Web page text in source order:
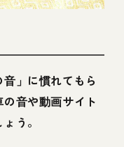
」に慣れてもら
音や動画サイト
う。